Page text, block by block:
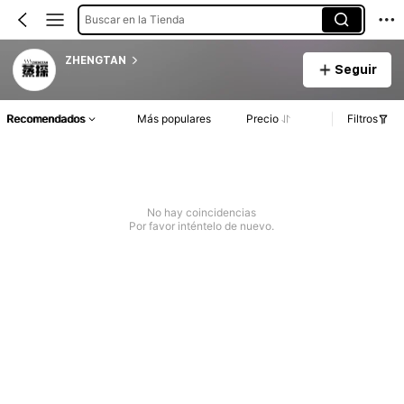
Buscar en la Tienda
ZHENGTAN
Seguir
Recomendados Más populares Precio Filtros
No hay coincidencias
Por favor inténtelo de nuevo.